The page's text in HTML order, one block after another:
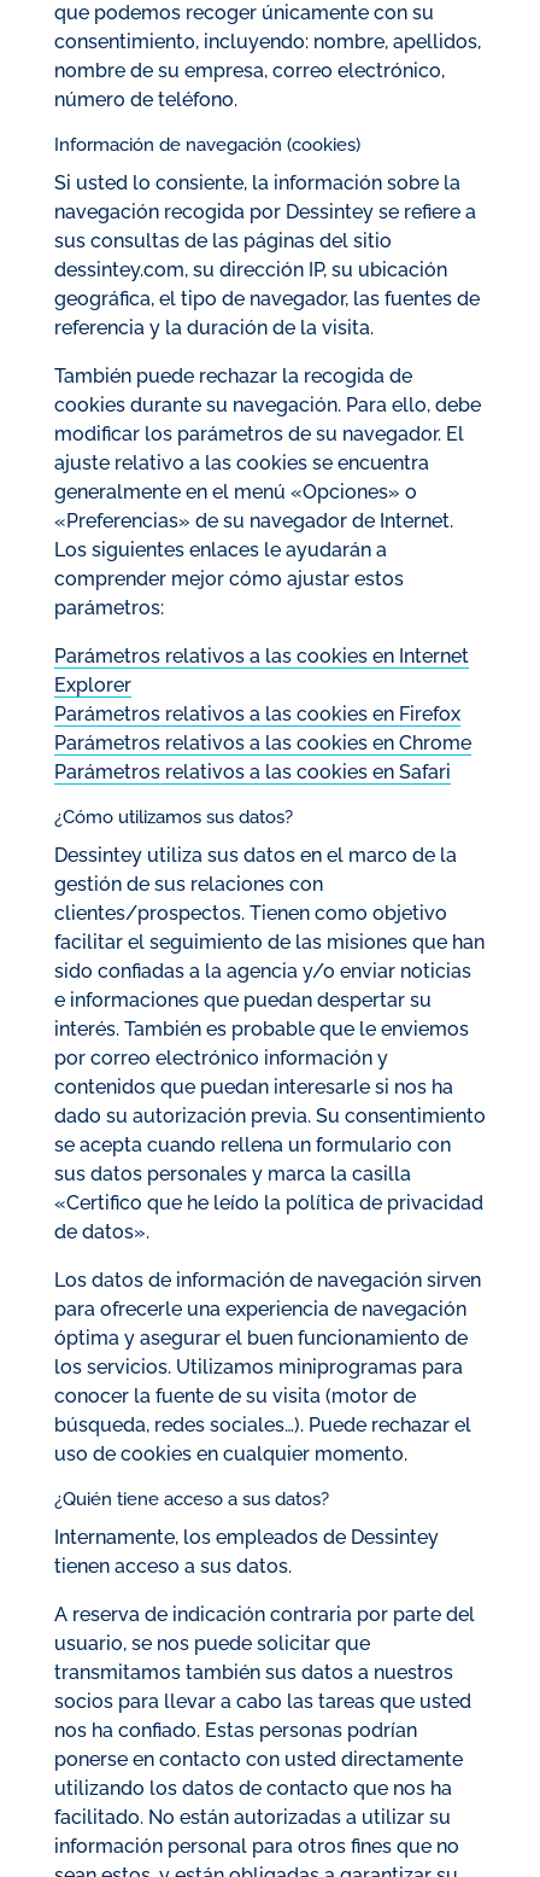
que podemos recoger únicamente con su
consentimiento, incluyendo: nombre, apellidos,
nombre de su empresa, correo electrónico,
número de teléfono.
Información de navegación (cookies)
Si usted lo consiente, la información sobre la
navegación recogida por Dessintey se refiere a
sus consultas de las páginas del sitio
dessintey.com, su dirección IP, su ubicación
geográfica, el tipo de navegador, las fuentes de
referencia y la duración de la visita.
También puede rechazar la recogida de
cookies durante su navegación. Para ello, debe
modificar los parámetros de su navegador. El
ajuste relativo a las cookies se encuentra
generalmente en el menú «Opciones» o
«Preferencias» de su navegador de Internet.
Los siguientes enlaces le ayudarán a
comprender mejor cómo ajustar estos
parámetros:
Parámetros relativos a las cookies en Internet
Explorer
Parámetros relativos a las cookies en Firefox
Parámetros relativos a las cookies en Chrome
Parámetros relativos a las cookies en Safari
¿Cómo utilizamos sus datos?
Dessintey utiliza sus datos en el marco de la
gestión de sus relaciones con
clientes/prospectos. Tienen como objetivo
facilitar el seguimiento de las misiones que han
sido confiadas a la agencia y/o enviar noticias
e informaciones que puedan despertar su
interés. También es probable que le enviemos
por correo electrónico información y
contenidos que puedan interesarle si nos ha
dado su autorización previa. Su consentimiento
se acepta cuando rellena un formulario con
sus datos personales y marca la casilla
«Certifico que he leído la política de privacidad
de datos».
Los datos de información de navegación sirven
para ofrecerle una experiencia de navegación
óptima y asegurar el buen funcionamiento de
los servicios. Utilizamos miniprogramas para
conocer la fuente de su visita (motor de
búsqueda, redes sociales…). Puede rechazar el
uso de cookies en cualquier momento.
¿Quién tiene acceso a sus datos?
Internamente, los empleados de Dessintey
tienen acceso a sus datos.
A reserva de indicación contraria por parte del
usuario, se nos puede solicitar que
transmitamos también sus datos a nuestros
socios para llevar a cabo las tareas que usted
nos ha confiado. Estas personas podrían
ponerse en contacto con usted directamente
utilizando los datos de contacto que nos ha
facilitado. No están autorizadas a utilizar su
información personal para otros fines que no